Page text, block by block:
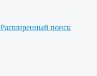
Расширенный поиск